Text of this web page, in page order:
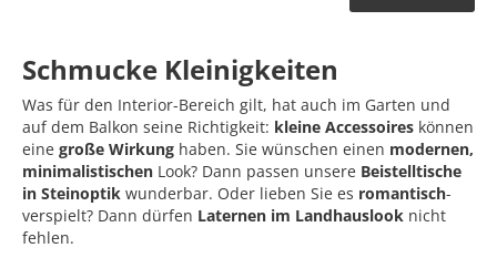
Schmucke Kleinigkeiten
Was für den Interior-Bereich gilt, hat auch im Garten und
auf dem Balkon seine Richtigkeit: kleine Accessoires können
eine große Wirkung haben. Sie wünschen einen modernen,
minimalistischen Look? Dann passen unsere Beistelltische
in Steinoptik wunderbar. Oder lieben Sie es romantisch-
verspielt? Dann dürfen Laternen im Landhauslook nicht
fehlen.